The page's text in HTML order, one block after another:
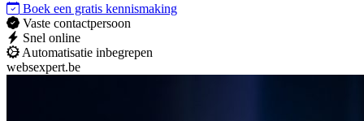
Boek een gratis kennismaking
Vaste contactpersoon
Snel online
Automatisatie inbegrepen
websexpert.be